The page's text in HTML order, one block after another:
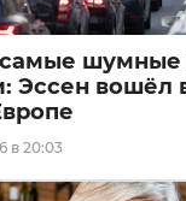
шумные
Эссен вошёл
в 20:03